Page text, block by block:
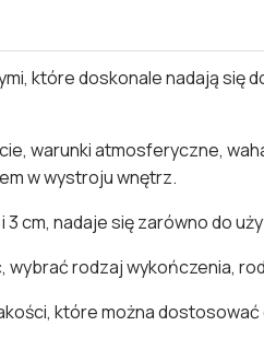
które doskonale nadają się
warunki atmosferyczne,
w wystroju wnętrz.
cm, nadaje się zarówno do
rodzaj wykończenia,
które można